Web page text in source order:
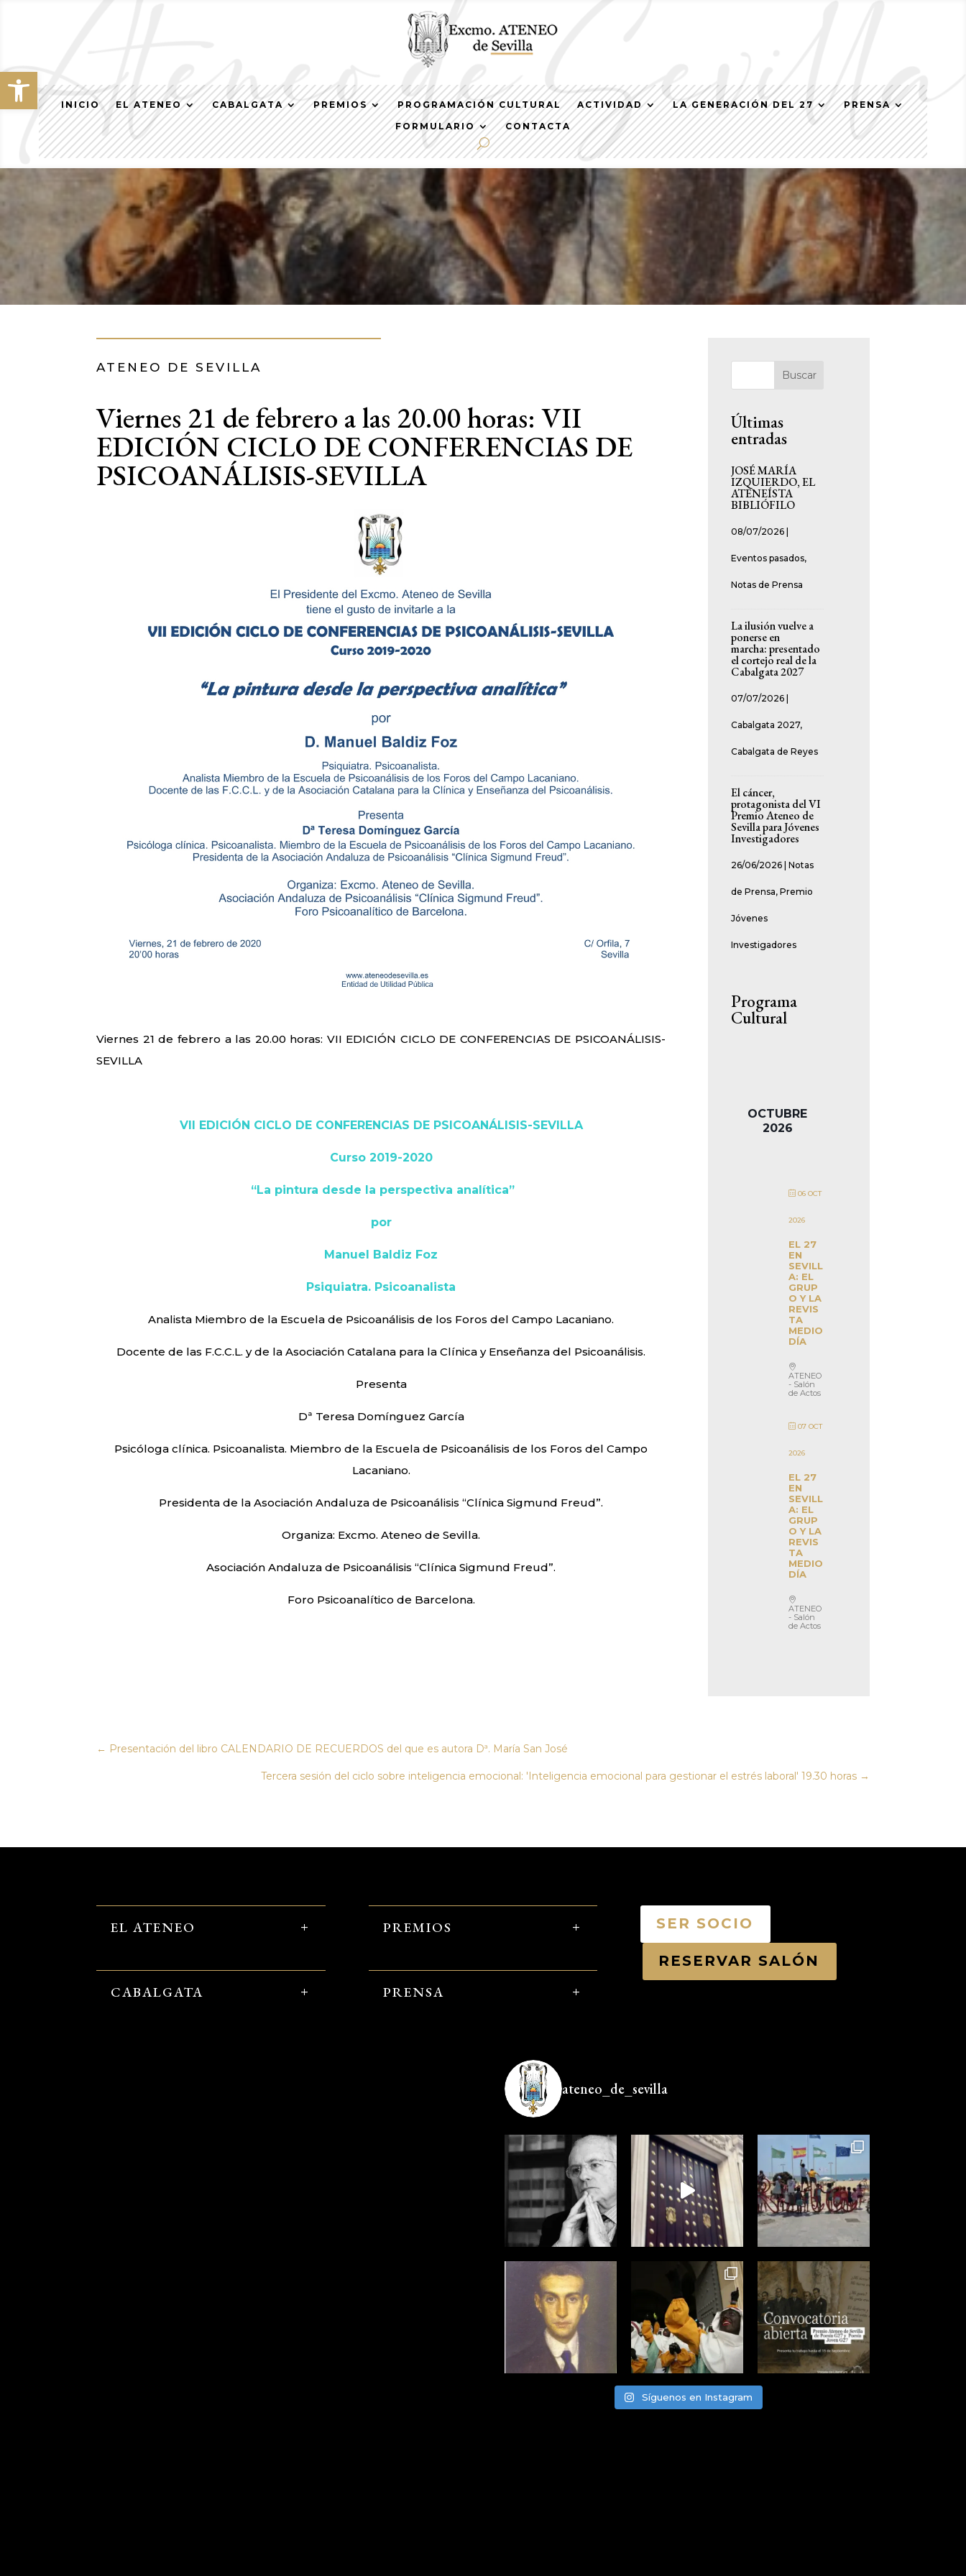
Abrir barra de herramientas
INICIO EL ATENEO CABALGATA PREMIOS PROGRAMACIÓN CULTURAL ACTIVIDAD LA GENERACIÓN DEL 27
PRENSA
FORMULARIO
CONTACTA
ATENEO DE SEVILLA
Viernes 21 de febrero a las 20.00 horas: VII
EDICIÓN CICLO DE CONFERENCIAS DE
PSICOANÁLISIS-SEVILLA
Viernes 21 de febrero a las 20.00 horas: VII EDICIÓN CICLO DE CONFERENCIAS DE PSICOANÁLISIS-
SEVILLA
VII EDICIÓN CICLO DE CONFERENCIAS DE PSICOANÁLISIS-SEVILLA
Curso 2019-2020
“La pintura desde la perspectiva analítica”
por
Manuel Baldiz Foz
Psiquiatra. Psicoanalista
Analista Miembro de la Escuela de Psicoanálisis de los Foros del Campo Lacaniano.
Docente de las F.C.C.L. y de la Asociación Catalana para la Clínica y Enseñanza del Psicoanálisis.
Presenta
Dª Teresa Domínguez García
Psicóloga clínica. Psicoanalista. Miembro de la Escuela de Psicoanálisis de los Foros del Campo
Lacaniano.
Presidenta de la Asociación Andaluza de Psicoanálisis “Clínica Sigmund Freud”.
Organiza: Excmo. Ateneo de Sevilla.
Asociación Andaluza de Psicoanálisis “Clínica Sigmund Freud”.
Foro Psicoanalítico de Barcelona.
Buscar
Últimas
entradas
JOSÉ MARÍA
IZQUIERDO, EL
ATENEÍSTA
BIBLIÓFILO
08/07/2026
Eventos pasados,
Notas de Prensa
La ilusión vuelve a
ponerse en
marcha: presentado
el cortejo real de la
Cabalgata 2027
07/07/2026
Cabalgata 2027,
Cabalgata de Reyes
El cáncer,
protagonista del VI
Premio Ateneo de
Sevilla para Jóvenes
Investigadores
26/06/2026 |Notas
de Prensa,Premio
Jóvenes
Investigadores
Programa
Cultural
OCTUBRE
2026
06 OCT
2026
EL 27
EN
SEVILL
A: EL
GRUP
O Y LA
REVIS
TA
MEDIO
DÍA
ATENEO
- Salón
de Actos
07 OCT
2026
EL 27
EN
SEVILL
A: EL
GRUP
O Y LA
REVIS
TA
MEDIO
DÍA
ATENEO
- Salón
de Actos
← Presentación del libro CALENDARIO DE RECUERDOS del que es autora Dª. María San José
Tercera sesión del ciclo sobre inteligencia emocional: 'Inteligencia emocional para gestionar el estrés laboral' 19.30 horas→
EL ATENEO
CABALGATA
PREMIOS
PRENSA
SER SOCIO
RESERVAR SALÓN
ateneo_de_sevilla
Síguenos en Instagram